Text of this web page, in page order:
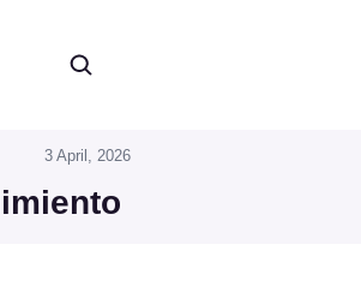
3 April, 2026